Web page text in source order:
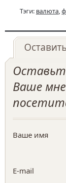
Тэги: валюта,
Ваше
Ваше имя
E-mail